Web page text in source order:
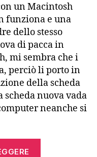
un Macintosh
funziona e una
dello stesso
di pacca in
mi sembra che i
perciò li porto in
della scheda
scheda nuova vada
neanche si